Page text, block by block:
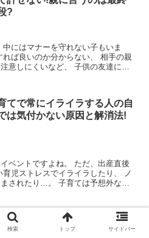
?
いなど、 子供の友達に手
てで常にイライラする人の自
は気付かない原因と解消法!
よね。 ただ、出産直後
子育ては予想外なこ
サーリンク
検索 トップ サイドバー